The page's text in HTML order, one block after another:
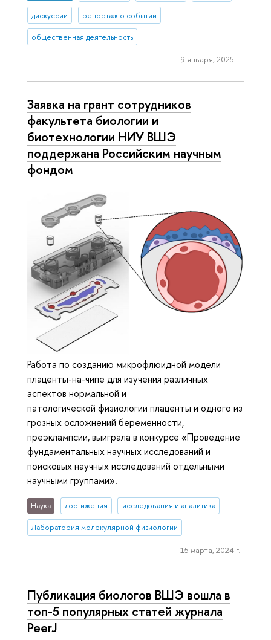
дискуссии репортаж о событии
общественная деятельность
9 января, 2025 г.
Заявка на грант сотрудников
факультета биологии и
биотехнологии НИУ ВШЭ
поддержана Российским научным
фондом
Работа по созданию микрофлюидной модели
плаценты-на-чипе для изучения различных
аспектов нормальной и
патологической физиологии плаценты и одного из
грозных осложнений беременности,
преэклампсии, выиграла в конкурсе «Проведение
фундаментальных научных исследований и
поисковых научных исследований отдельными
научными группами».
Наука достижения исследования и аналитика
Лаборатория молекулярной физиологии
15 марта, 2024 г.
Публикация биологов ВШЭ вошла в
топ-5 популярных статей журнала
PeerJ